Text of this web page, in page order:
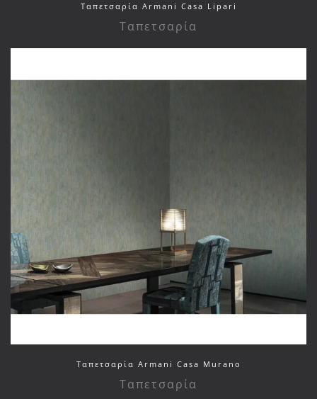
Ταπετσαρία Armani Casa Lipari
Ταπετσαρία
Ταπετσαρία Armani Casa Murano
Ταπετσαρία